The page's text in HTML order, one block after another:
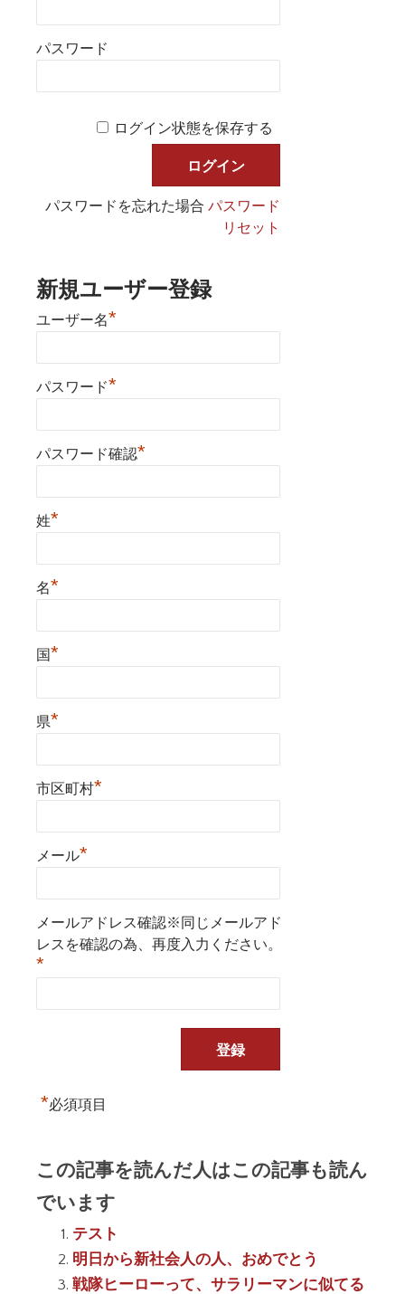
パスワード
ログイン状態を保存する
パスワードを忘れた場合パスワード
リセット
新規ユーザー登録
ユーザー名*
パスワード*
パスワード確認*
姓*
名*
国*
県*
市区町村*
メール*
メールアドレス確認※同じメールアド
レスを確認の為、再度入力ください。
*
*必須項目
この記事を読んだ人はこの記事も読ん
でいます
テスト
明日から新社会人の人、おめでとう
戦隊ヒーローって、サラリーマンに似てる